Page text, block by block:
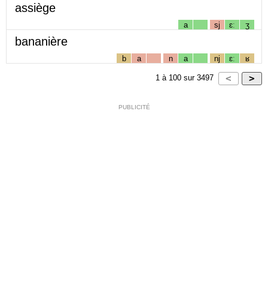
assiège
a sj ɛː ʒ
bananière
b a n a nj ɛː ʁ
1 à 100 sur 3497
PUBLICITÉ